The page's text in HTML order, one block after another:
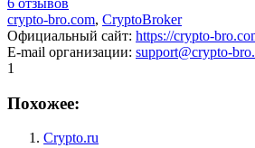
crypto-bro.com, CryptoBroker
Официальный сайт: https://crypto-
E-mail организации: support@crypto-
1
Похожее:
Crypto.ru